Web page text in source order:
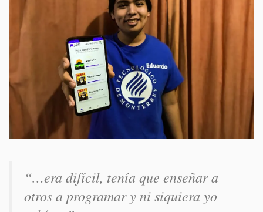
“…era difícil, tenía que enseñar a
otros a programar y ni siquiera yo